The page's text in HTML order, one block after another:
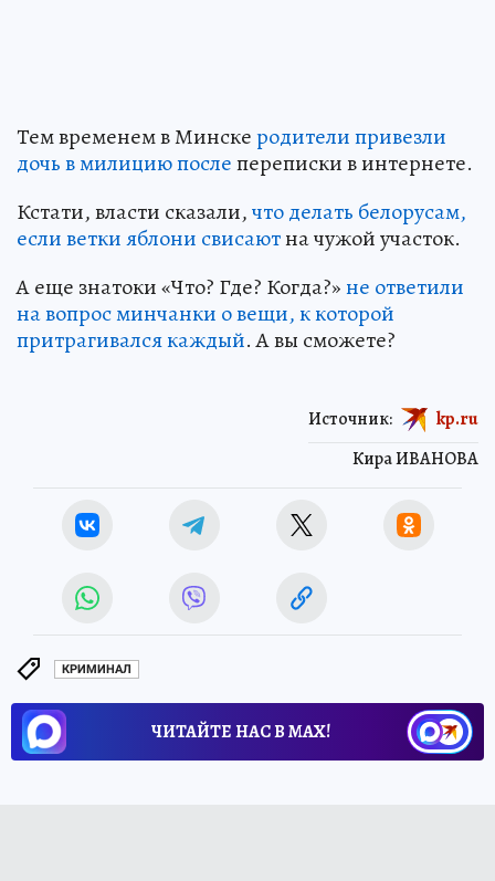
Тем временем в Минскеродители привезли
дочь в милицию послепереписки в интернете.
Кстати, власти сказали,что делать белорусам,
если ветки яблони свисаютна чужой участок.
А еще знатоки «Что? Где? Когда?»не ответили
на вопрос минчанки о вещи, к которой
притрагивался каждый. А вы сможете?
Кира ИВАНОВА
Источник: kp.ru
КРИМИНАЛ
ЧИТАЙТЕ НАС В МАХ!